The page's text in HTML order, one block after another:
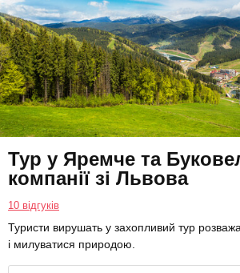
Тур у Яремче та
компанії зі Львова
10 відгуків
Туристи вирушать у захопливий тур
і милуватися природою.